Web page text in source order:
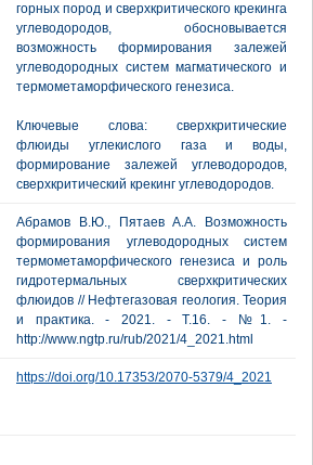
горных пород и сверхкритического крекинга
углеводородов, обосновывается
возможность формирования залежей
углеводородных систем магматического и
термометаморфического генезиса.
Ключевые слова: сверхкритические
флюиды углекислого газа и воды,
формирование залежей углеводородов,
сверхкритический крекинг углеводородов.
Абрамов В.Ю., Пятаев А.А. Возможность
формирования углеводородных систем
термометаморфического генезиса и роль
гидротермальных сверхкритических
флюидов // Нефтегазовая геология. Теория
и практика. - 2021. - Т.16. - №1. -
http://www.ngtp.ru/rub/2021/4_2021.html
https://doi.org/10.17353/2070-5379/4_2021